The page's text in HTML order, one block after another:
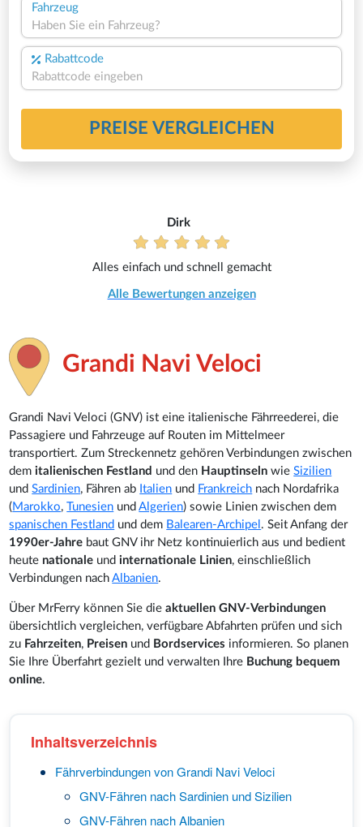
Fahrzeug
Haben Sie ein Fahrzeug?
Rabattcode
PREISE VERGLEICHEN
Dirk
Alles einfach und schnell gemacht
Alle Bewertungen anzeigen
Grandi Navi Veloci
Grandi Navi Veloci (GNV) ist eine italienische Fährreederei, die
Passagiere und Fahrzeuge auf Routen im Mittelmeer
transportiert. Zum Streckennetz gehören Verbindungen zwischen
demitalienischen Festland und den Hauptinseln wieSizilien
undSardinien, Fähren ab Italien und Frankreich nach Nordafrika
( Marokko,Tunesien undAlgerien) sowie Linien zwischen dem
spanischen Festland und dem Balearen-Archipel . Seit Anfang der
1990er-Jahre baut GNV ihr Netz kontinuierlich aus und bedient
heute nationale undinternationale Linien, einschließlich
Verbindungen nachAlbanien.
Über MrFerry können Sie dieaktuellen GNV-Verbindungen
übersichtlich vergleichen, verfügbare Abfahrten prüfen und sich
zu Fahrzeiten, Preisen und Bordservices informieren. So planen
Sie Ihre Überfahrt gezielt und verwalten Ihre Buchung bequem
online.
Inhaltsverzeichnis
Fährverbindungen von Grandi Navi Veloci
GNV-Fähren nach Sardinien und Sizilien
GNV-Fähren nach Albanien